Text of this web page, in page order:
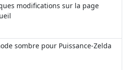
modifications sur la page
sombre pour Puissance-Zelda